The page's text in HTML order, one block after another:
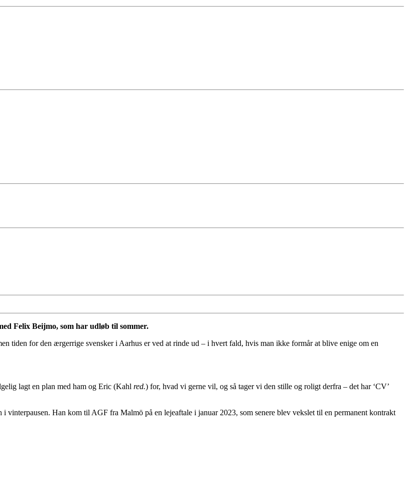
Felix Beijmo, som har udløb til sommer.
tiden for den ærgerrige svensker i Aarhus er ved at rinde ud – i hvert fald, hvis man ikke formår at blive enige om en
lagt en plan med ham og Eric (Kahl red.) for, hvad vi gerne vil, og så tager vi den stille og roligt derfra – det har ‘CV’
Han kom til AGF fra Malmö på en lejeaftale i januar 2023, som senere blev vekslet til en permanent kontrakt